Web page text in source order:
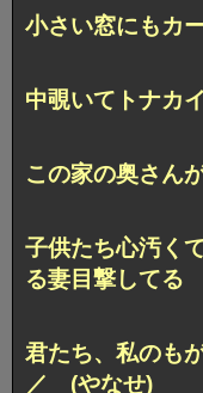
小さい窓にもカ
中覗いてトナカ
この家の奥さん
子供たち心汚く
る妻目撃してる
君たち、私のも
／ (やなせ)